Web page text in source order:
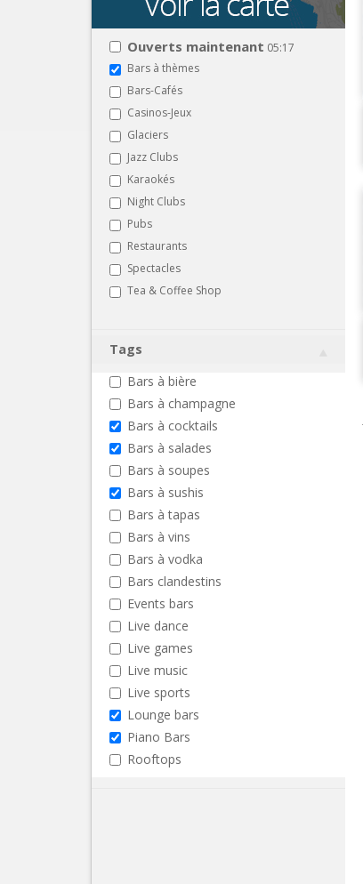
Ouverts maintenant 05:17
Bars à thèmes
Bars-Cafés
Casinos-Jeux
Glaciers
Jazz Clubs
Karaokés
Night Clubs
Pubs
Restaurants
Spectacles
Tea & Coffee Shop
Tags
Bars à bière
Bars à champagne
Bars à cocktails
Bars à salades
Bars à soupes
Bars à sushis
Bars à tapas
Bars à vins
Bars à vodka
Bars clandestins
Events bars
Live dance
Live games
Live music
Live sports
Lounge bars
Piano Bars
Rooftops